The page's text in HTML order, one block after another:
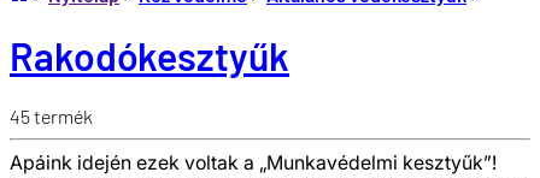
Rakodókesztyűk
45termék
Apáink idején ezek voltak a „Munkavédelmi kesztyűk”!